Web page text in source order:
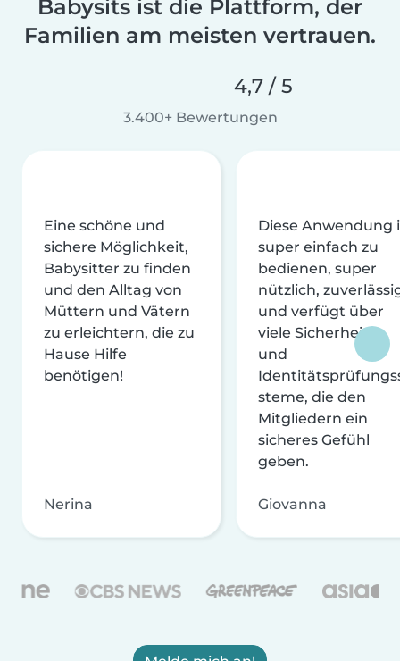
Babysits ist die Plattform, der
Familien am meisten vertrauen.
4,7 / 5
3.400+ Bewertungen
Eine schöne und
sichere Möglichkeit,
Babysitter zu finden
und den Alltag von
Müttern und Vätern
zu erleichtern, die zu
Hause Hilfe
benötigen!
Nerina
Diese Anwendung
super einfach zu
bedienen, super
nützlich,
und verfügt über
viele Sicherheits-
und
steme, die den
Mitgliedern ein
sicheres Gefühl
geben.
Giovanna